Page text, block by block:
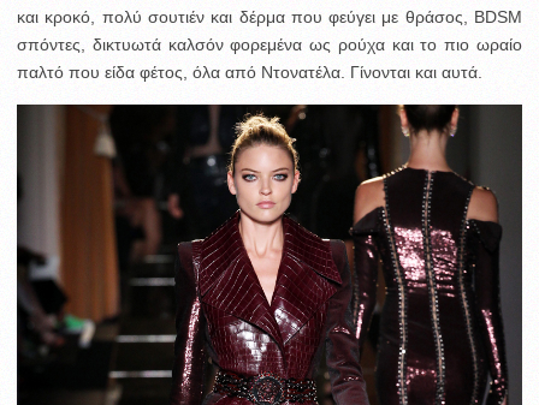
και κροκό, πολύ σουτιέν και δέρμα που φεύγει με θράσος, BDSM
σπόντες, δικτυωτά καλσόν φορεμένα ως ρούχα και το πιο ωραίο
παλτό που είδα φέτος, όλα από Ντονατέλα. Γίνονται και αυτά.